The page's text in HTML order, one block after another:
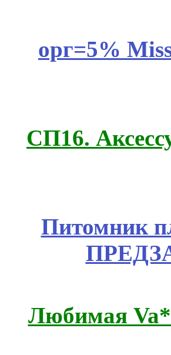
орг=5%
СП16.
Питомник
Любимая